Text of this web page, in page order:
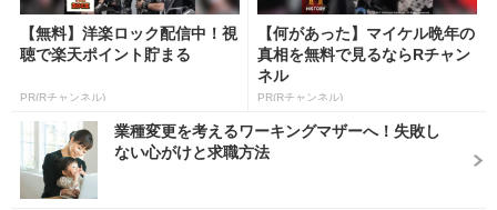
【無料】洋楽ロック配信中！視
聴で楽天ポイント貯まる
PR(Rチャンネル)
【何があった】マイケル晩年の
真相を無料で見るならRチャン
ネル
PR(Rチャンネル)
業種変更を考えるワーキングマザーへ！失敗し
ない心がけと求職方法